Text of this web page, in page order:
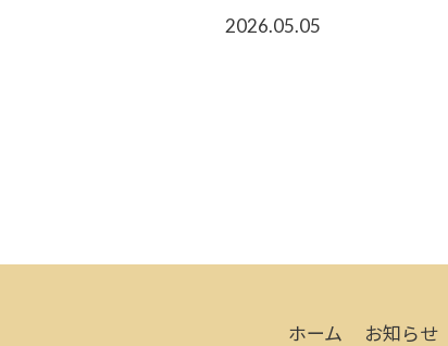
2026.05.05
ホーム お知らせ